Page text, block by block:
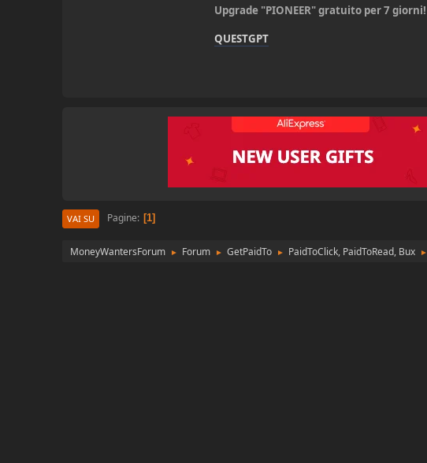
Upgrade "PIONEER" gratuito per 7 giorni!
QUESTGPT
VAI SU Pagine 1
MoneyWantersForum ► Forum ► GetPaidTo ► PaidToClick, PaidToRead, Bux ►